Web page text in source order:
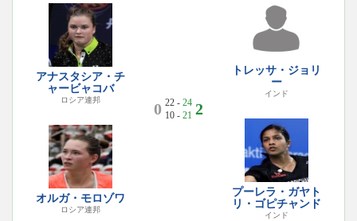
アナスタシア・チ
ャービャコバ
ロシア連邦
オルガ・モロゾワ
ロシア連邦
0 22 - 24
10 - 21 2
トレッサ・ジョリ
ー
インド
プーレラ・ガヤト
リ・ゴピチャンド
インド